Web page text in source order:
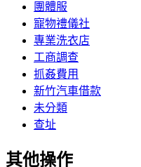
團體服
寵物禮儀社
專業洗衣店
工商調查
抓姦費用
新竹汽車借款
未分類
查址
其他操作